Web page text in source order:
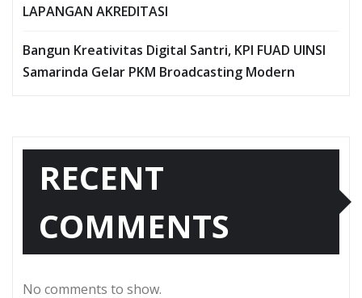
LAPANGAN AKREDITASI
Bangun Kreativitas Digital Santri, KPI FUAD UINSI
Samarinda Gelar PKM Broadcasting Modern
RECENT
COMMENTS
No comments to show.